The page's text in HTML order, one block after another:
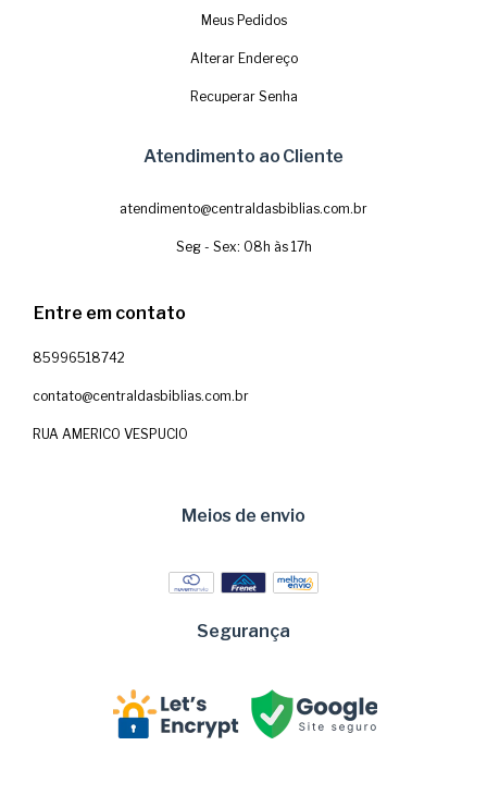
Meus Pedidos
Alterar Endereço
Recuperar Senha
Atendimento ao Cliente
atendimento@centraldasbiblias.com.br
Seg - Sex: 08h às 17h
Entre em contato
85996518742
contato@centraldasbiblias.com.br
RUA AMERICO VESPUCIO
Meios de envio
Segurança